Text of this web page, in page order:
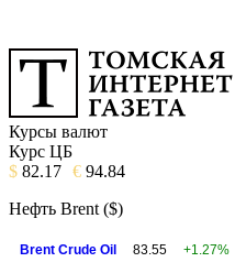
Курсы валют
Курс ЦБ
$ 82.17 € 94.84
Нефть Brent ($)
Brent Crude Oil 83.55 +1.27%